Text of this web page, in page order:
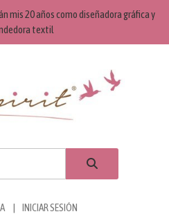
mis 20 años como diseñadora gráfica y
textil
INICIAR SESIÓN